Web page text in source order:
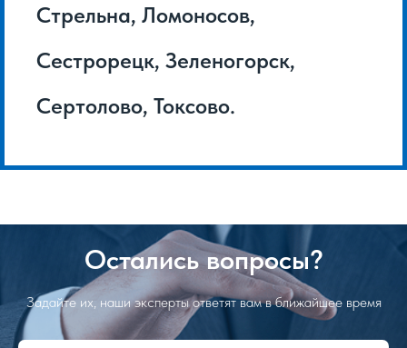
Стрельна, Ломоносов,
Сестрорецк, Зеленогорск,
Сертолово, Токсово.
Остались вопросы?
Задайте их, наши эксперты ответят вам в ближайшее время